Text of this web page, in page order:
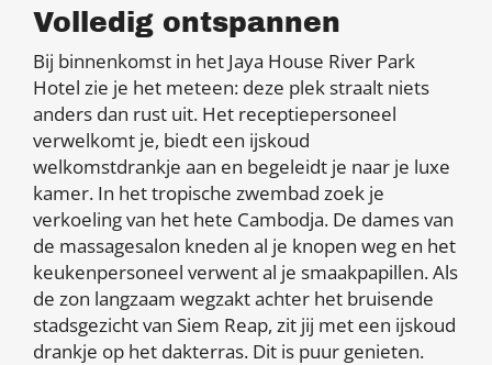
Volledig ontspannen
Bij binnenkomst in het Jaya House River Park
Hotel zie je het meteen: deze plek straalt niets
anders dan rust uit. Het receptiepersoneel
verwelkomt je, biedt een ijskoud
welkomstdrankje aan en begeleidt je naar je luxe
kamer. In het tropische zwembad zoek je
verkoeling van het hete Cambodja. De dames van
de massagesalon kneden al je knopen weg en het
keukenpersoneel verwent al je smaakpapillen. Als
de zon langzaam wegzakt achter het bruisende
stadsgezicht van Siem Reap, zit jij met een ijskoud
drankje op het dakterras. Dit is puur genieten.